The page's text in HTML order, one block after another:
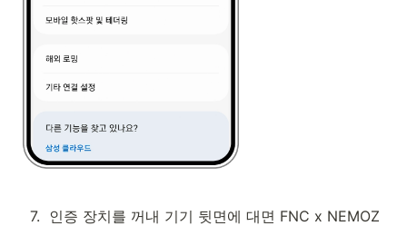
7. 인증 장치를 꺼내 기기 뒷면에 대면 FNC x NEMOZ